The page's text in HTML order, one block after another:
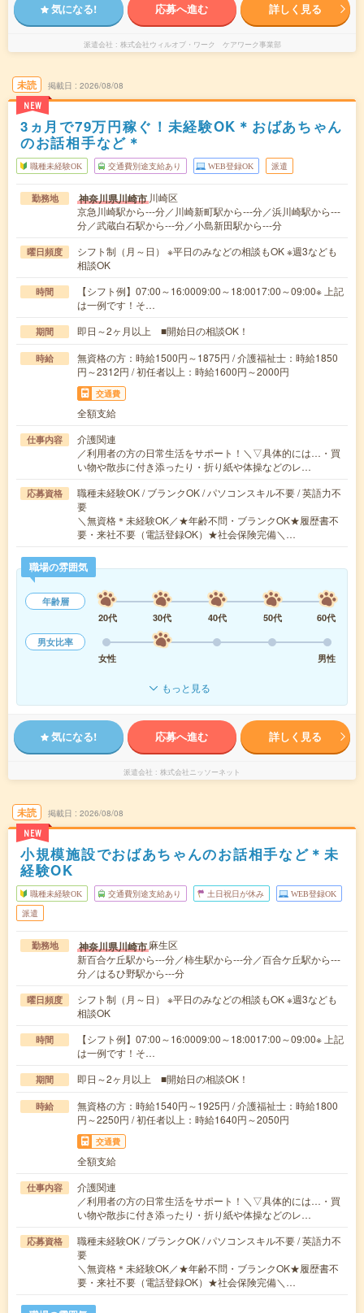
気になる! 応募へ進む 詳しく見る
派遣会社 株式会社ウィルオブ・ワーク ケアワーク事業部
未読
NEW
掲載日 2026/08/08
3ヵ月で79万円稼ぐ！未経験OK＊おばあちゃん
のお話相手など＊
職種未経験OK 交通費別途支給あり WEB登録OK 派遣
勤務地 神奈川県川崎市 川崎区
京急川崎駅から---分／川崎新町駅から---分／浜川崎駅から---
分／武蔵白石駅から---分／小島新田駅から---分
曜日頻度
シフト制（月～日） ※平日のみなどの相談もOK ※週3なども
相談OK
時間
【シフト例】07:00～16:0009:00～18:0017:00～09:00※ 上記
は一例です！そ…
期間 即日～2ヶ月以上 ■開始日の相談OK！
時給
無資格の方：時給1500円～1875円 / 介護福祉士：時給1850
円～2312円 / 初任者以上：時給1600円～2000円
交通費
全額支給
仕事内容
介護関連
／利用者の方の日常生活をサポート！＼▽具体的には…・買
い物や散歩に付き添ったり・折り紙や体操などのレ…
応募資格
職種未経験OK / ブランクOK / パソコンスキル不要 / 英語力不
要
＼無資格＊未経験OK／★年齢不問・ブランクOK★履歴書不
要・来社不要（電話登録OK）★社会保険完備＼…
職場の雰囲気
年齢層
20代
30代 40代 50代
60代
男女比率
女性
男性
もっと見る
気になる! 応募へ進む 詳しく見る
派遣会社 株式会社ニッソーネット
未読
NEW
掲載日 2026/08/08
小規模施設でおばあちゃんのお話相手など＊未
経験OK
職種未経験OK 交通費別途支給あり 土日祝日が休み WEB登録OK
派遣
勤務地 神奈川県川崎市麻生区
新百合ケ丘駅から---分／柿生駅から---分／百合ケ丘駅から---
分／はるひ野駅から---分
曜日頻度
シフト制（月～日） ※平日のみなどの相談もOK ※週3なども
相談OK
時間
【シフト例】07:00～16:0009:00～18:0017:00～09:00※ 上記
は一例です！そ…
期間 即日～2ヶ月以上 ■開始日の相談OK！
時給
無資格の方：時給1540円～1925円 / 介護福祉士：時給1800
円～2250円 / 初任者以上：時給1640円～2050円
交通費
全額支給
仕事内容
介護関連
／利用者の方の日常生活をサポート！＼▽具体的には…・買
い物や散歩に付き添ったり・折り紙や体操などのレ…
応募資格
職種未経験OK / ブランクOK / パソコンスキル不要 / 英語力不
要
＼無資格＊未経験OK／★年齢不問・ブランクOK★履歴書不
要・来社不要（電話登録OK）★社会保険完備＼…